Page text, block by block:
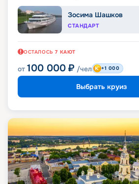
Зосима Шашков
СТАНДАРТ
ОСТАЛОСЬ 7 КАЮТ
от 100 000 ₽ /чел +1 000
Выбрать круиз